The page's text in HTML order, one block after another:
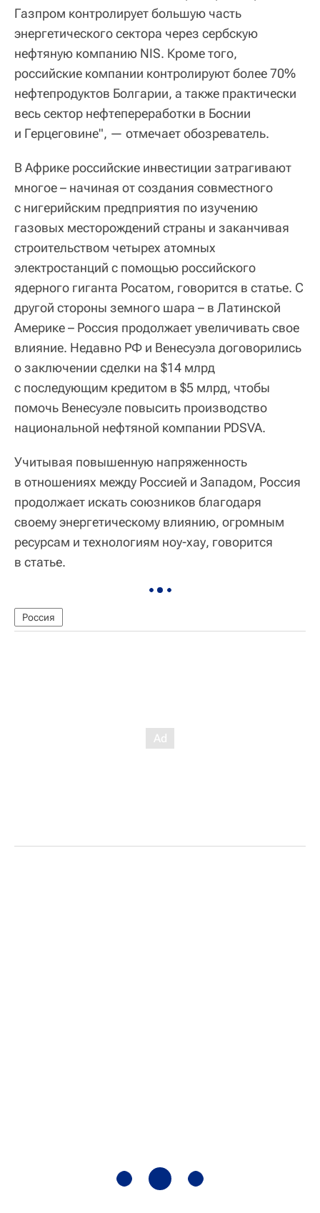
Газпром контролирует большую часть
энергетического сектора через сербскую
нефтяную компанию NIS. Кроме того,
российские компании контролируют более 70%
нефтепродуктов Болгарии, а также практически
весь сектор нефтепереработки в Боснии
и Герцеговине", — отмечает обозреватель.
В Африке российские инвестиции затрагивают
многое – начиная от создания совместного
с нигерийским предприятия по изучению
газовых месторождений страны и заканчивая
строительством четырех атомных
электростанций с помощью российского
ядерного гиганта Росатом, говорится в статье. С
другой стороны земного шара – в Латинской
Америке – Россия продолжает увеличивать свое
влияние. Недавно РФ и Венесуэла договорились
о заключении сделки на $14 млрд
с последующим кредитом в $5 млрд, чтобы
помочь Венесуэле повысить производство
национальной нефтяной компании PDSVA.
Учитывая повышенную напряженность
в отношениях между Россией и Западом, Россия
продолжает искать союзников благодаря
своему энергетическому влиянию, огромным
ресурсам и технологиям ноу-хау, говорится
в статье.
Россия